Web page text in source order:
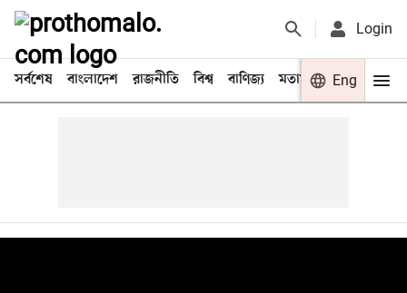
Login
সর্বশেষ বাংলাদেশ রাজনীতি বিশ্ব বাণিজ্য মতামত খেলা
Eng